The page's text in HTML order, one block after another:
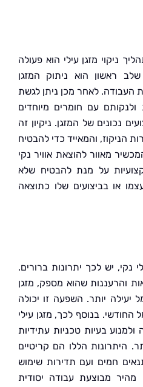
עילי הוא פעולה
הוא ניתוק המזגן
לאחר מכן ניתן לגשת
עם חומרים מיוחדים
של המזגן. ניקיון זה
והמאייד כדי להבטיח
להוצאת אוויר נקי
על מנת להבטיח שלא
שלו כתוצאה
לכך יתרונות ברורים.
שהוא מספק, מזגן
השפעה זו יכולה
לכך, מזגן עילי
טכניות עתידיות
הללו הם קריטיים
ועם תדירות שימוש
עבודה יסודית